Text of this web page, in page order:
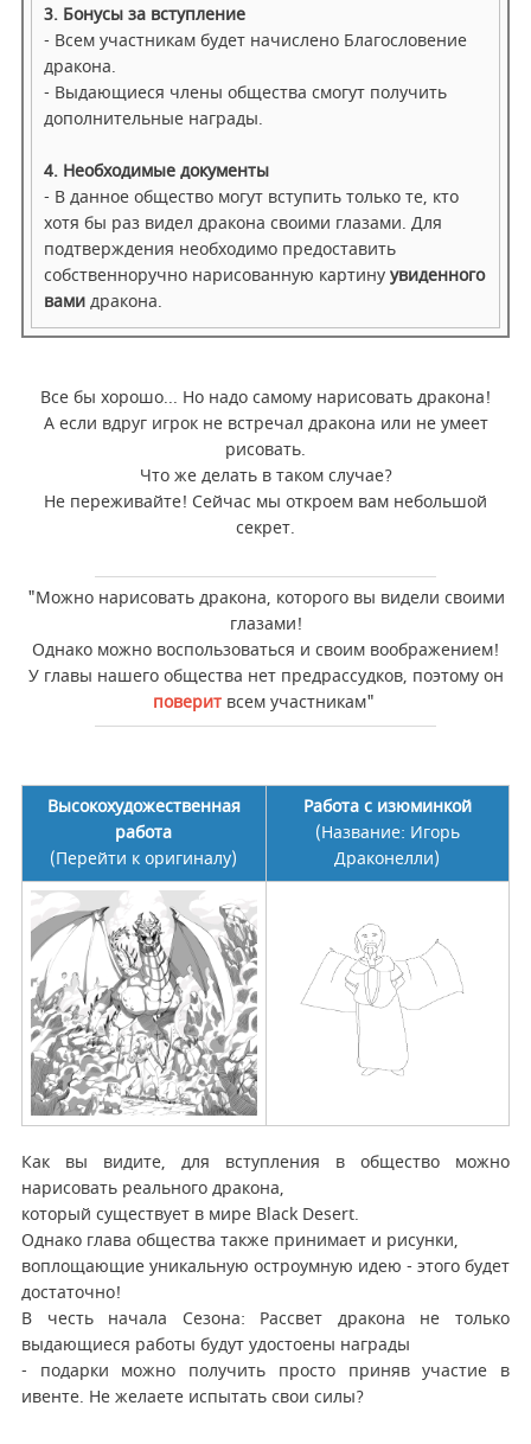
3. Бонусы за вступление
- Всем участникам будет начислено Благословение
дракона.
- Выдающиеся члены общества смогут получить
дополнительные награды.
4. Необходимые документы
- В данное общество могут вступить только те, кто
хотя бы раз видел дракона своими глазами. Для
подтверждения необходимо предоставить
собственноручно нарисованную картинуувиденного
вамидракона.
Все бы хорошо... Но надо самому нарисовать дракона!
А если вдруг игрок не встречал дракона или не умеет
рисовать.
Что же делать в таком случае?
Не переживайте! Сейчас мы откроем вам небольшой
секрет.
"Можно нарисовать дракона, которого вы видели своими
глазами!
Однако можно воспользоваться и своим воображением!
У главы нашего общества нет предрассудков, поэтому он
поверит всем участникам"
Высокохудожественная
работа
(Перейти к оригиналу)
Работа с изюминкой
(Название: Игорь
Драконелли)
Как вы видите, для вступления в общество можно
нарисовать реального дракона,
который существует в мире Black Desert.
Однако глава общества также принимает и рисунки,
воплощающие уникальную остроумную идею - этого будет
достаточно!
В честь начала Сезона: Рассвет дракона не только
выдающиеся работы будут удостоены награды
- подарки можно получить просто приняв участие в
ивенте. Не желаете испытать свои силы?